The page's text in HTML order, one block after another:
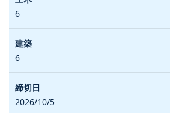
6
6
2026/10/5